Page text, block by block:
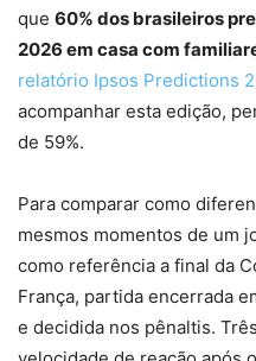
que 60% dos brasileiros
2026 em casa com
relatório Ipsos Predictions
acompanhar esta edição,
de 59%.
Para comparar como
mesmos momentos de um
como referência a final da
França, partida encerrada
e decidida nos pênaltis.